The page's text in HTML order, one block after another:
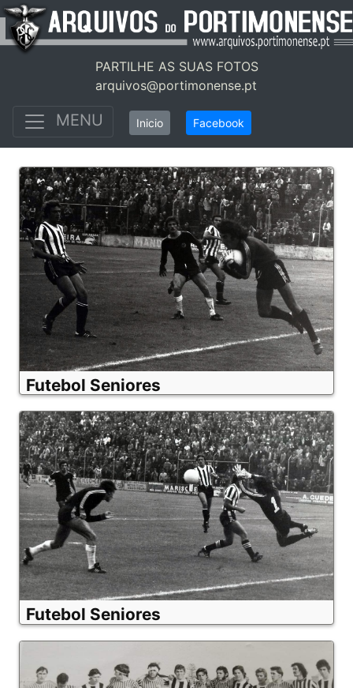
PARTILHE AS SUAS FOTOS
arquivos@portimonense.pt
MENU Inicio Facebook
Futebol Seniores
Futebol Seniores